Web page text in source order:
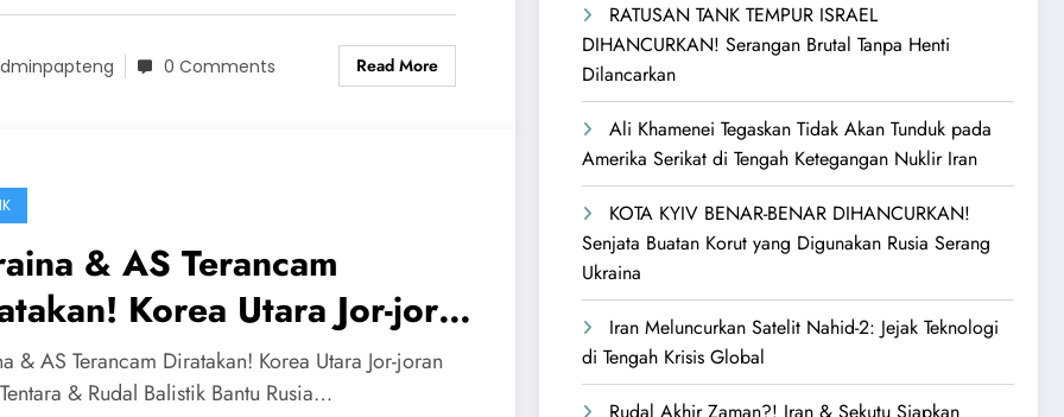
0 Comments Read More
& AS Terancam
Korea Utara Jor-joran
Tentara & Rudal Balistik
Rusia
& AS Terancam Diratakan! Korea Utara Jor-joran
& Rudal Balistik Bantu Rusia…
RATUSAN TANK TEMPUR ISRAEL
DIHANCURKAN! Serangan Brutal Tanpa Henti
Dilancarkan
Ali Khamenei Tegaskan Tidak Akan Tunduk pada
Amerika Serikat di Tengah Ketegangan Nuklir Iran
KOTA KYIV BENAR-BENAR DIHANCURKAN!
Senjata Buatan Korut yang Digunakan Rusia Serang
Ukraina
Iran Meluncurkan Satelit Nahid-2: Jejak Teknologi
di Tengah Krisis Global